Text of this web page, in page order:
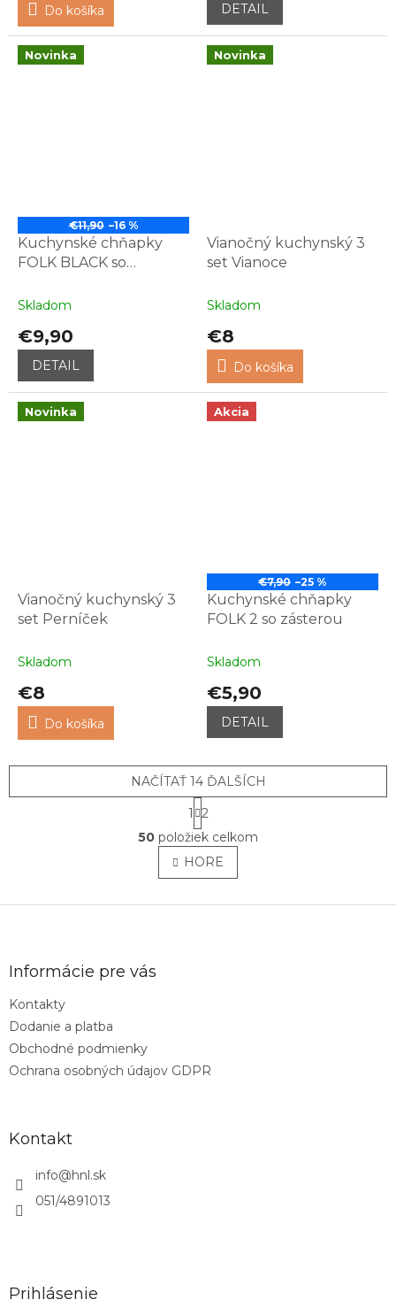
Do košíka DETAIL
Novinka
€11,90 –16 %
Kuchynské chňapky
FOLK BLACK so
Skladom
€9,90
DETAIL
Novinka
Vianočný kuchynský 3
set Vianoce
Skladom
€8
Do košíka
Novinka
Vianočný kuchynský 3
set Perníček
Skladom
€8
Do košíka
Akcia
€7,90 –25 %
Kuchynské chňapky
FOLK 2 so zásterou
Skladom
€5,90
DETAIL
O
v
l
á
v
ý
NAČÍTAŤ 14 ĎALŠÍCH
S
t
r
á
n
k
v
1
2
50 položiek celkom
HORE
Informácie pre vás
Kontakty
Dodanie a platba
Obchodné podmienky
Ochrana osobných údajov GDPR
Kontakt
info@hnl.sk
051/4891013
Prihlásenie